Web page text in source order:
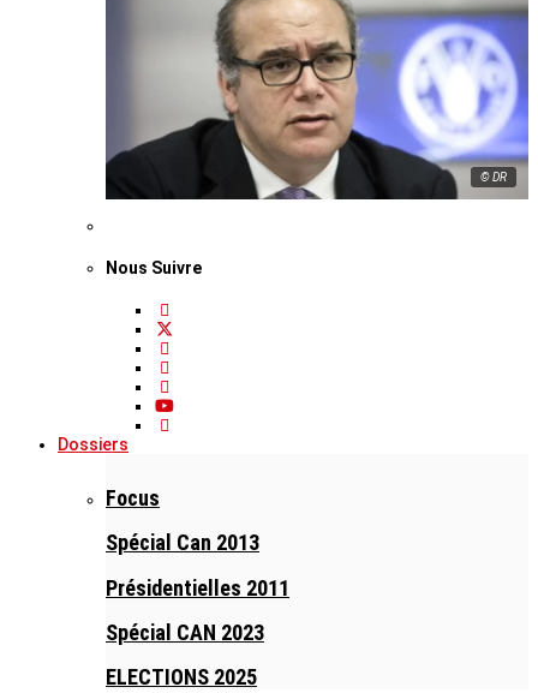
© DR
Nous Suivre
Dossiers
Focus
Spécial Can 2013
Présidentielles 2011
Spécial CAN 2023
ELECTIONS 2025